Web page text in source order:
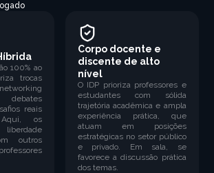
100% ao
trocas
reais
os
liberdade
outros
Corpo docente e
discente de alto
nível
O IDP prioriza professores e
estudantes com sólida
trajetória acadêmica e ampla
experiência prática, que
atuam em posições
estratégicas no setor público
e privado. Em sala, se
favorece a discussão prática
dos temas.